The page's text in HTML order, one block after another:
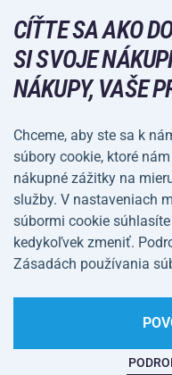
Bojové športy
Bicykle a kolobežky
Lopové športy
Vodné športy
Športové oblečenie a
SPÔSOBY PLATBY
Obchodné
podmienky
cookie
Na tejto webovej
CÍŤTE SA AKO
SI SVOJE
NÁKUPY, VAŠE
Chceme, aby ste sa k
súbory cookie, ktoré
nákupné zážitky na
služby. V nastaveniach
súbormi cookie
kedykoľvek zmeniť.
Zásadách používania